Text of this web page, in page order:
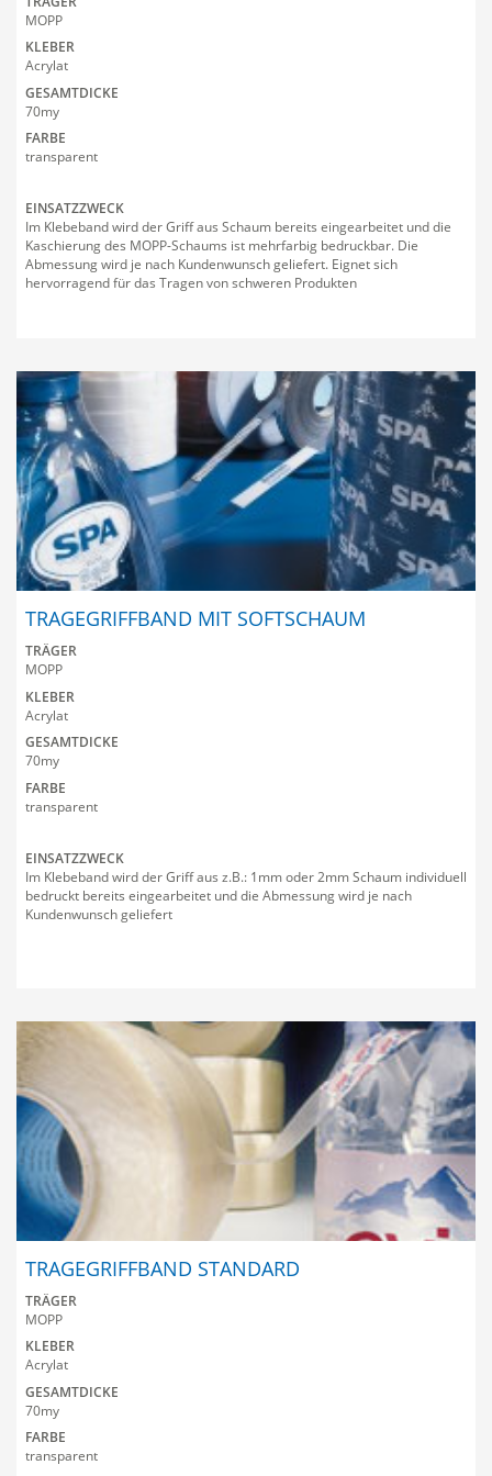
MOPP
KLEBER
Acrylat
GESAMTDICKE
70my
FARBE
transparent
EINSATZZWECK
Im Klebeband wird der Griff aus Schaum bereits eingearbeitet und die
Kaschierung des MOPP-Schaums ist mehrfarbig bedruckbar. Die
Abmessung wird je nach Kundenwunsch geliefert. Eignet sich
hervorragend für das Tragen von schweren Produkten
TRAGEGRIFFBAND MIT SOFTSCHAUM
TRÄGER
MOPP
KLEBER
Acrylat
GESAMTDICKE
70my
FARBE
transparent
EINSATZZWECK
Im Klebeband wird der Griff aus z.B.: 1mm oder 2mm Schaum individuell
bedruckt bereits eingearbeitet und die Abmessung wird je nach
Kundenwunsch geliefert
TRAGEGRIFFBAND STANDARD
TRÄGER
MOPP
KLEBER
Acrylat
GESAMTDICKE
70my
FARBE
transparent
Oberflächenschutz